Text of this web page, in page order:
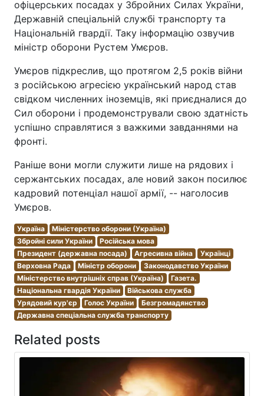
офіцерських посадах у Збройних Силах України,
Державній спеціальній службі транспорту та
Національній гвардії. Таку інформацію озвучив
міністр оборони Рустем Умєров.
Умєров підкреслив, що протягом 2,5 років війни
з російською агресією український народ став
свідком численних іноземців, які приєдналися до
Сил оборони і продемонстрували свою здатність
успішно справлятися з важкими завданнями на
фронті.
Раніше вони могли служити лише на рядових і
сержантських посадах, але новий закон посилює
кадровий потенціал нашої армії, -- наголосив
Умєров.
Україна
Міністерство оборони (Україна)
Збройні сили України
Російська мова
Президент (державна посада)
Агресивна війна
Українці
Верховна Рада
Міністр оборони
Законодавство України
Міністерство внутрішніх справ (Україна)
Газета.
Національна гвардія України
Військова служба
Урядовий кур'єр
Голос України
Безгромадянство
Державна спеціальна служба транспорту
Related posts